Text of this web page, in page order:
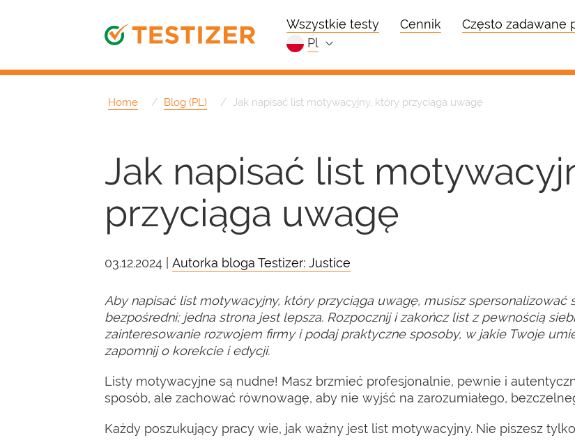
Wszystkie testy Cennik Często zadawane
pl
Home Blog (PL) Jak napisać list motywacyjny, który przyciąga uwagę
Jak napisać list
przyciąga uwagę
03.12.2024 | Autorka bloga Testizer: Justice
Aby napisać list motywacyjny, który przyciąga uwagę, musisz spersonalizować
bezpośredni; jedna strona jest lepsza. Rozpocznij i zakończ list z pewnością
zainteresowanie rozwojem firmy i podaj praktyczne sposoby, w jakie Twoje
zapomnij o korekcie i edycji.
Listy motywacyjne są nudne! Masz brzmieć profesjonalnie, pewnie i
sposób, ale zachować równowagę, aby nie wyjść na zarozumiałego,
Każdy poszukujący pracy wie, jak ważny jest list motywacyjny. Nie piszesz